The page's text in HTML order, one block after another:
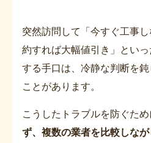
突然訪問して「今すぐ工事
約すれば大幅値引き」とい
する手口は、冷静な判断を
ことがあります。
こうしたトラブルを防ぐため
ず、複数の業者を比較しな